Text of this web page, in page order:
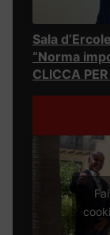
Sala
“Norma
CLICCA